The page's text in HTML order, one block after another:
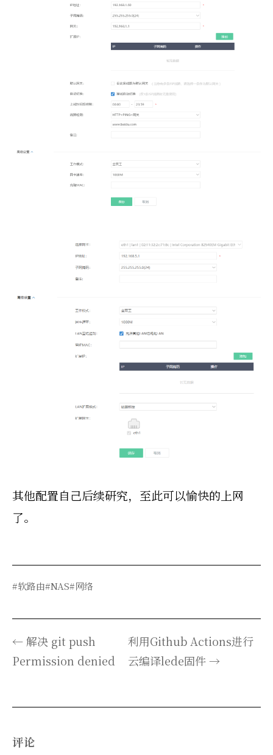
其他配置自己后续研究，至此可以愉快的上网
了。
#软路由#NAS#网络
← 解决 git push
Permission denied
利用Github Actions进行
云编译lede固件 →
评论